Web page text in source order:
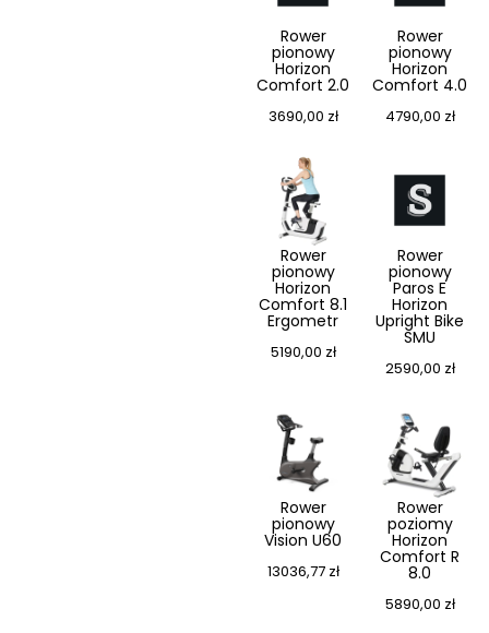
Rower
pionowy
Horizon
Comfort 2.0
3690,00 zł
Rower
pionowy
Horizon
Comfort 4.0
4790,00 zł
Rower
pionowy
Horizon
Comfort 8.1
Ergometr
5190,00 zł
Rower
pionowy
Paros E
Horizon
Upright Bike
SMU
2590,00 zł
Rower
pionowy
Vision U60
13036,77 zł
Rower
poziomy
Horizon
Comfort R
8.0
5890,00 zł